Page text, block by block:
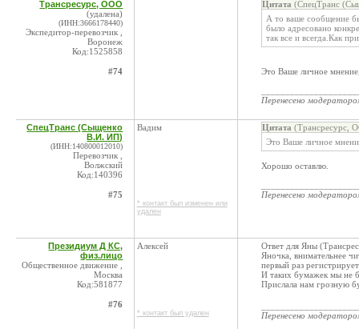
Трансресурс, ООО
(удалена)
(ИНН:3666178440)
Экспедитор-перевозчик ,
Воронеж
Код:1525858
#74
Цитата (СпецТранс
А то ваше сообщение
было адресовано
так все и всегда.Как
Это Ваше личное
Перенесено
СпецТранс (Сыщенко
В.И. ИП)
(ИНН:140800012010)
Перевозчик ,
Волжский
Код:140396
#75
Вадим
* контакт был изменен или
удален
Цитата (Трансресурс,
Это Ваше личное
Хорошо оставлю.
Перенесено
Президиум Д КС,
физ.лицо
Общественное движение ,
Москва
Код:581877
#76
Алексей
* контакт был удален
Ответ для Яны
Яночка, внимательнее
первый раз
И таких бумажек мы не
Прислала нам грозную
Перенесено